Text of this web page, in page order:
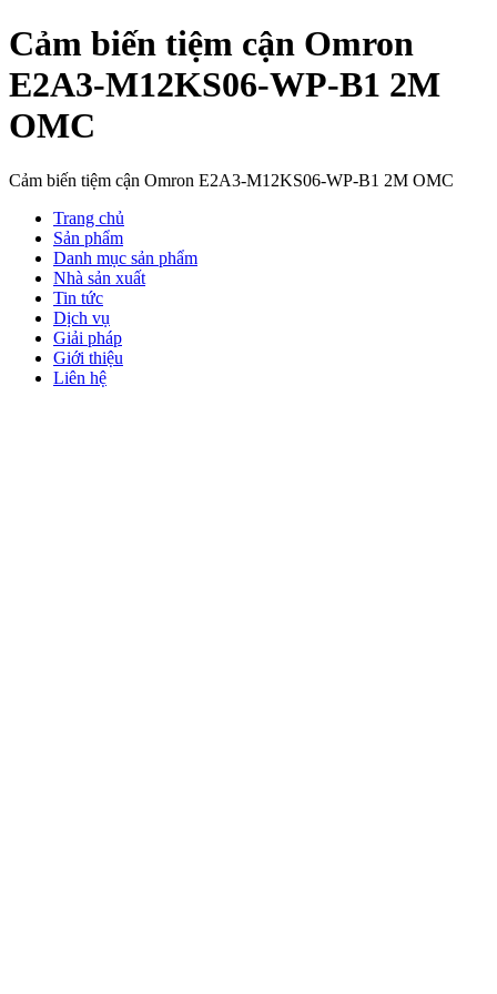
Cảm biến tiệm cận Omron
E2A3-M12KS06-WP-B1 2M
OMC
Cảm biến tiệm cận Omron E2A3-M12KS06-WP-B1 2M OMC
Trang chủ
Sản phẩm
Danh mục sản phẩm
Nhà sản xuất
Tin tức
Dịch vụ
Giải pháp
Giới thiệu
Liên hệ